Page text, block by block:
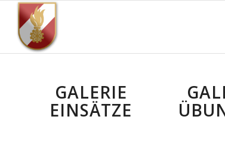
GALERIE
EINSÄTZE